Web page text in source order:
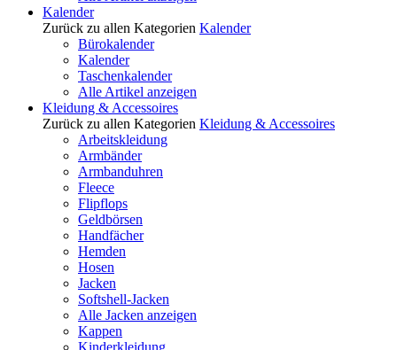
Kalender
Zurück zu allen Kategorien Kalender
Bürokalender
Kalender
Taschenkalender
Alle Artikel anzeigen
Kleidung & Accessoires
Zurück zu allen Kategorien Kleidung & Accessoires
Arbeitskleidung
Armbänder
Armbanduhren
Fleece
Flipflops
Geldbörsen
Handfächer
Hemden
Hosen
Jacken
Softshell-Jacken
Alle Jacken anzeigen
Kappen
Kinderkleidung